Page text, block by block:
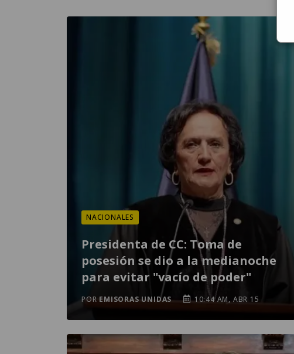
NACIONALES
Presidenta de CC: Toma de
posesión se dio a la medianoche
para evitar "vacío de poder"
POR EMISORAS UNIDAS 10:44 AM, ABR 15